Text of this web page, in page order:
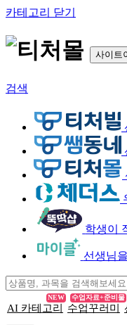
카테고리 닫기
사이트
검색
학생이
선생님
AI 카테고리
NEW
수업꾸러미
수업자료+준비물